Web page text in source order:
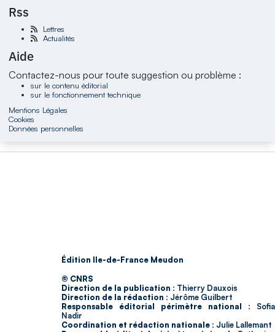
Rss
Lettres
Actualités
Aide
Contactez-nous pour toute suggestion ou problème :
sur le contenu éditorial
sur le fonctionnement technique
Mentions Légales
Cookies
Données personnelles
Édition Ile-de-France Meudon
© CNRS
Direction de la publication : Thierry Dauxois
Direction de la rédaction : Jérôme Guilbert
Responsable éditorial périmètre national : Sofia
Nadir
Coordination et rédaction nationale : Julie Lallemant